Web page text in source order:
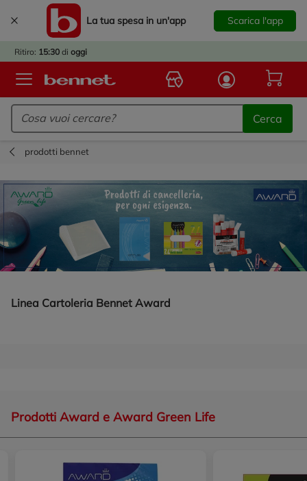
La tua spesa in un'app Scarica l'app
Ritiro: 15:30 di oggi
Logo Bennet - Torna alla homepage
Cerca
IL
prodotti bennet
Linea Cartoleria Bennet Award
Prodotti Award e Award Green Life